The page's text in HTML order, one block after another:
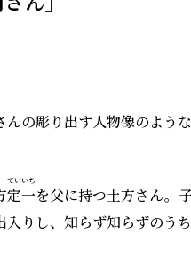
んの彫り出す人物像のよう
定一
ていいち
を父に持つ土方さん。
りし、知らず知らずのう